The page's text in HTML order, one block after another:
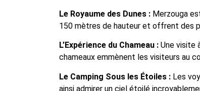
Le Royaume des Dunes : Merzouga
150 mètres de hauteur et offrent des
L’Expérience du Chameau : Une visite
chameaux emmènent les visiteurs au
Le Camping Sous les Étoiles : Les
ainsi admirer un ciel étoilé